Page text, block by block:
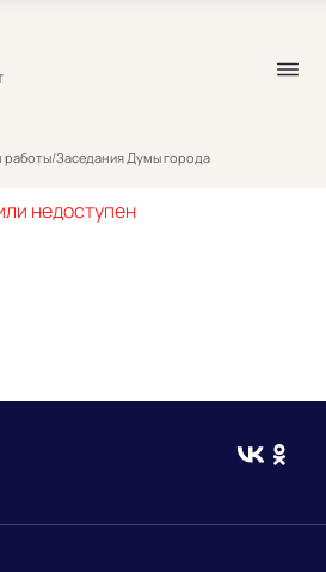
работы/Заседания Думы города
недоступен